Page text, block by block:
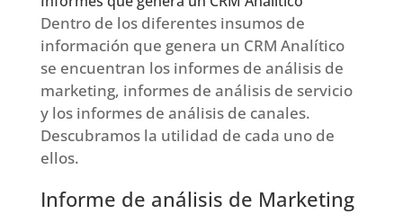
Dentro de los diferentes insumos de
información que genera un CRM Analítico
se encuentran los informes de análisis de
marketing, informes de análisis de servicio
y los informes de análisis de canales.
Descubramos la utilidad de cada uno de
ellos.
Informe de análisis de Marketing